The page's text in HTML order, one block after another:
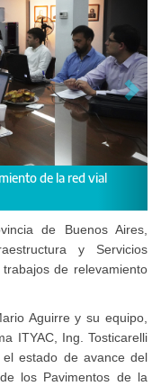
de la red vial
de Buenos Aires,
y Servicios
de relevamiento
Aguirre y su equipo,
ITYAC, Ing. Tosticarelli
estado de avance del
los Pavimentos de la